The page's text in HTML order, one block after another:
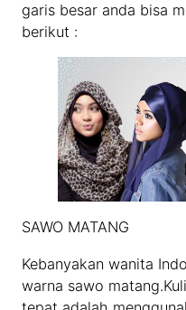
garis besar anda bisa
berikut :
SAWO MATANG
Kebanyakan wanita
warna sawo